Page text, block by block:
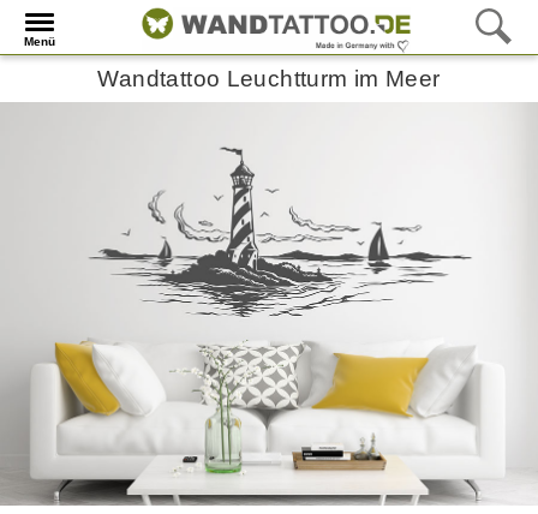
Menü
Wandtattoo Leuchtturm im Meer